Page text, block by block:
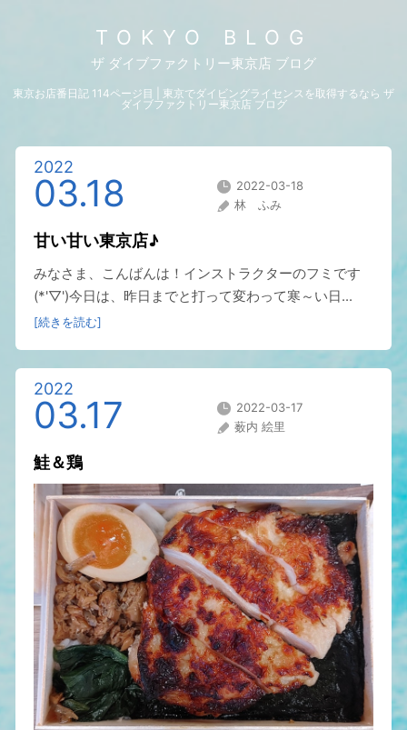
TOKYO BLOG
ザ ダイブファクトリー東京店 ブログ
東京お店番日記 114ページ目 | 東京でダイビングライセンスを取得するなら ザ
ダイブファクトリー東京店 ブログ
2022
03.18
2022-03-18
林 ふみ
甘い甘い東京店♪
みなさま、こんばんは！インストラクターのフミです
(*'▽')今日は、昨日までと打って変わって寒～い日...
[続きを読む]
2022
03.17
2022-03-17
薮内 絵里
鮭＆鶏